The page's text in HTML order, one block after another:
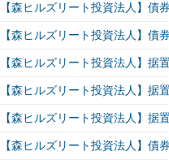
【森ヒルズリート投資法人】債
【森ヒルズリート投資法人】債
【森ヒルズリート投資法人】据
【森ヒルズリート投資法人】据
【森ヒルズリート投資法人】据
【森ヒルズリート投資法人】債